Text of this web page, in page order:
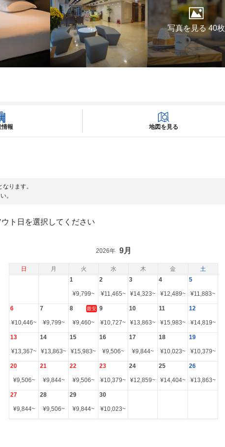
写真を見る 40枚
情報 地図を見る
なります。
。
ト日を選択してください
日 月 火 水 木 金 土
2026年 9月
1
¥9,799~
2
¥11,465~
3
¥14,323~
4
¥12,489~
5
¥11,883~
6
¥10,446~
7
¥9,799~
8 最安
¥9,460~
9
¥10,727~
10
¥13,863~
11
¥15,983~
12
¥14,819~
13
¥13,367~
14
¥13,863~
15
¥15,983~
16
¥9,506~
17
¥9,844~
18
¥10,023~
19
¥10,379~
20
¥9,506~
21
¥9,844~
22
¥9,506~
23
¥10,379~
24
¥12,859~
25
¥14,404~
26
¥13,863~
27
¥9,844~
28
¥9,506~
29
¥9,844~
30
¥10,023~